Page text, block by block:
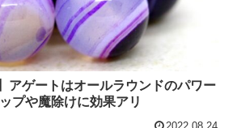
アゲートはオールラウンドのパワー
プや魔除けに効果アリ